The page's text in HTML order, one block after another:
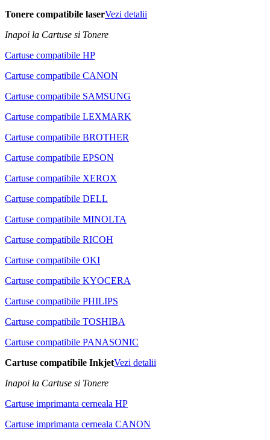
Tonere compatibile laserVezi detalii
Inapoi la Cartuse si Tonere
Cartuse compatibile HP
Cartuse compatibile CANON
Cartuse compatibile SAMSUNG
Cartuse compatibile LEXMARK
Cartuse compatibile BROTHER
Cartuse compatibile EPSON
Cartuse compatibile XEROX
Cartuse compatibile DELL
Cartuse compatibile MINOLTA
Cartuse compatibile RICOH
Cartuse compatibile OKI
Cartuse compatibile KYOCERA
Cartuse compatibile PHILIPS
Cartuse compatibile TOSHIBA
Cartuse compatibile PANASONIC
Cartuse compatibile InkjetVezi detalii
Inapoi la Cartuse si Tonere
Cartuse imprimanta cerneala HP
Cartuse imprimanta cerneala CANON